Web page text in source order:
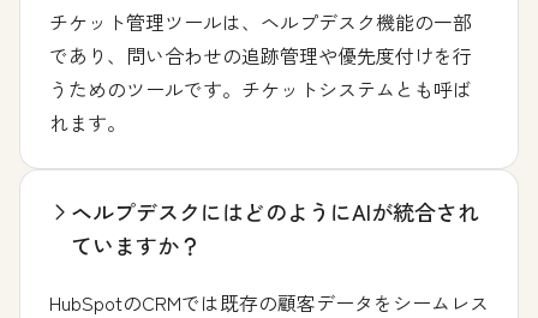
チケット管理ツールは、ヘルプデスク機能の一部
であり、問い合わせの追跡管理や優先度付けを行
うためのツールです。チケットシステムとも呼ば
れます。
ヘルプデスクにはどのようにAIが統合され
ていますか？
HubSpotのCRMでは既存の顧客データをシームレス